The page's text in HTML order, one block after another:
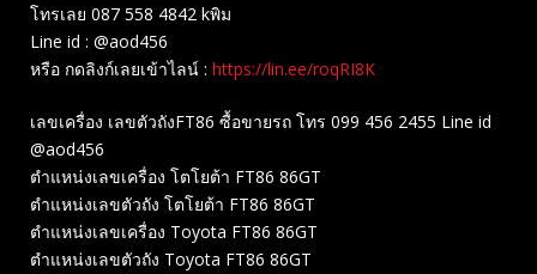
โทรเลย 087 558 4842 kพิม
Line id : @aod456
หรือ กดลิงก์เลยเข้าไลน์ : https://lin.ee/roqRI8K
เลขเครื่อง เลขตัวถังFT86 ซื้อขายรถ โทร 099 456 2455 Line id
@aod456
ตำแหน่งเลขเครื่อง โตโยต้า FT86 86GT
ตำแหน่งเลขตัวถัง โตโยต้า FT86 86GT
ตำแหน่งเลขเครื่อง​ Toyota FT86 86GT
ตำแหน่งเลขตัวถัง​ Toyota FT86 86GT